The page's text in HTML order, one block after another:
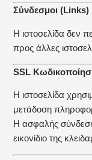
Σύνδεσμοι (Links)
Η ιστοσελίδα δεν
προς άλλες
SSL
Η ιστοσελίδα
μετάδοση
Η ασφαλής
εικονίδιο της